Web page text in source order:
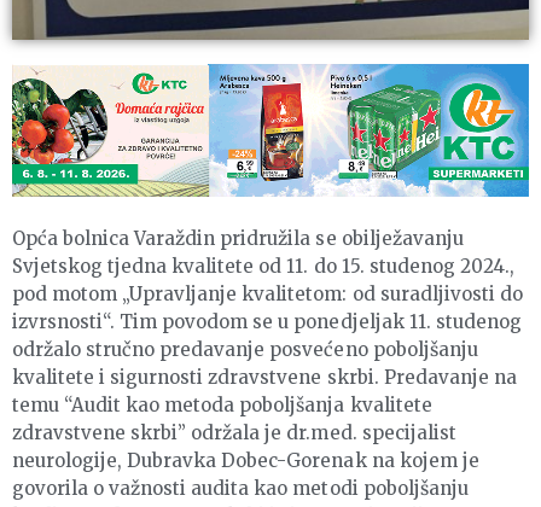
Opća bolnica Varaždin pridružila se obilježavanju
Svjetskog tjedna kvalitete od 11. do 15. studenog 2024.,
pod motom „Upravljanje kvalitetom: od suradljivosti do
izvrsnosti“. Tim povodom se u ponedjeljak 11. studenog
održalo stručno predavanje posvećeno poboljšanju
kvalitete i sigurnosti zdravstvene skrbi. Predavanje na
temu “Audit kao metoda poboljšanja kvalitete
zdravstvene skrbi” održala je dr.med. specijalist
neurologije, Dubravka Dobec-Gorenak na kojem je
govorila o važnosti audita kao metodi poboljšanju